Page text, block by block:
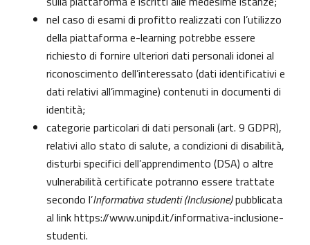
nel caso di esami di profitto realizzati con l’utilizzo
della piattaforma e-learning potrebbe essere
richiesto di fornire ulteriori dati personali idonei al
riconoscimento dell’interessato (dati identificativi e
dati relativi all’immagine) contenuti in documenti di
identità;
categorie particolari di dati personali (art. 9 GDPR),
relativi allo stato di salute, a condizioni di disabilità,
disturbi specifici dell’apprendimento (DSA) o altre
vulnerabilità certificate potranno essere trattate
secondo l’Informativa studenti (Inclusione)pubblicata
al linkhttps://www.unipd.it/informativa-inclusione-
studenti.